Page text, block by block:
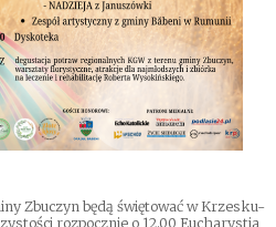
Zbuczyn będą świętować w Krzesku-
rozpocznie o 12.00 Eucharystia